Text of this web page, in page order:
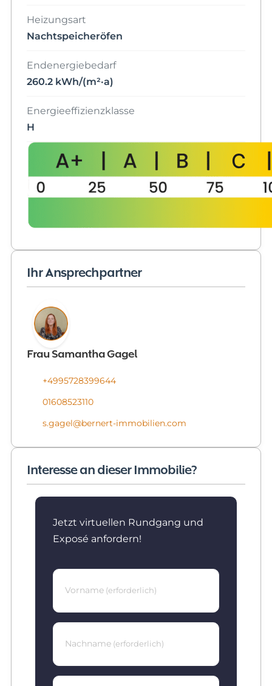
Heizungsart
Nachtspeicheröfen
Endenergiebedarf
260.2 kWh/(m²·a)
Energieeffizienzklasse
H
Ihr Ansprechpartner
Frau Samantha Gagel
+4995728399644
01608523110
s.gagel@bernert-immobilien.com
Interesse an dieser Immobilie?
Jetzt virtuellen Rundgang und
Exposé anfordern!
Vorname (erforderlich)
Nachname (erforderlich)